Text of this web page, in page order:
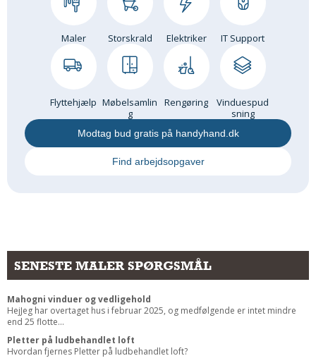
Maler Storskrald Elektriker IT Support
Flyttehjælp Møbelsamlin
g
Rengøring
Vinduespud
sning
Modtag bud gratis på handyhand.dk
Find arbejdsopgaver
SENESTE MALER SPØRGSMÅL
Mahogni vinduer og vedligehold
HejJeg har overtaget hus i februar 2025, og medfølgende er intet mindre
end 25 flotte...
Pletter på ludbehandlet loft
Hvordan fjernes Pletter på ludbehandlet loft?